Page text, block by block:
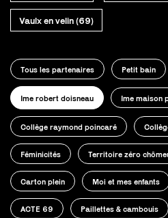
Vaulx en velin (69)
Tous les partenaires Petit bain
Ime robert doisneau Ime maison
Collège raymond poincaré
Féminicités Territoire zéro
Carton plein Moi et mes enfants
ACTE 69 Paillettes & cambouis